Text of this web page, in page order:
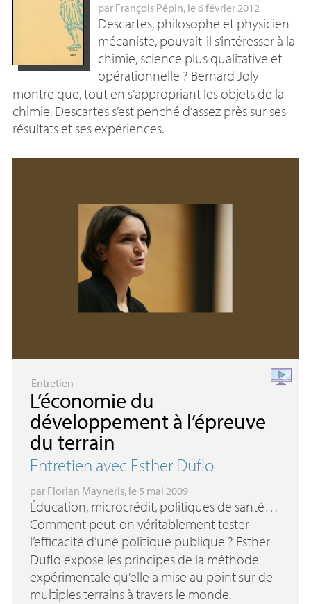
par François Pépin, le 6 février 2012
Descartes, philosophe et physicien
mécaniste, pouvait-il s’intéresser à la
chimie, science plus qualitative et
opérationnelle ? Bernard Joly
montre que, tout en s’appropriant les objets de la
chimie, Descartes s’est penché d’assez près sur ses
résultats et ses expériences.
Entretien
L’économie du
développement à l’épreuve
du terrain
Entretien avec Esther Duflo
par Florian Mayneris, le 5 mai 2009
Éducation, microcrédit, politiques de santé…
Comment peut-on véritablement tester
l’efficacité d’une politique publique ? Esther
Duflo expose les principes de la méthode
expérimentale qu’elle a mise au point sur de
multiples terrains à travers le monde.